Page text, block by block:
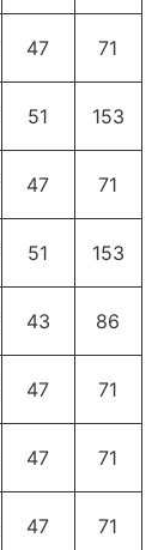
47 71
51 153
47 71
51 153
43 86
47 71
47 71
47 71